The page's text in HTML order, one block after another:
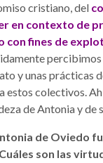
cristiano, del
en contexto de
con fines de
y unas prácticas
estos colectivos.
de Antonia y de
de Oviedo
son las